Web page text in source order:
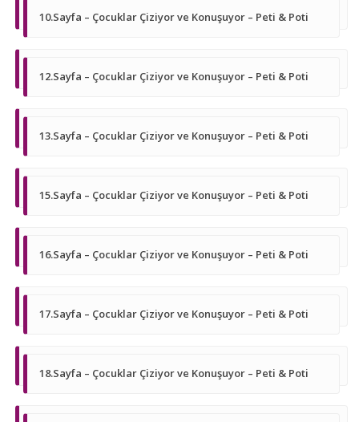
10.Sayfa – Çocuklar Çiziyor ve Konuşuyor – Peti & Poti
12.Sayfa – Çocuklar Çiziyor ve Konuşuyor – Peti & Poti
13.Sayfa – Çocuklar Çiziyor ve Konuşuyor – Peti & Poti
15.Sayfa – Çocuklar Çiziyor ve Konuşuyor – Peti & Poti
16.Sayfa – Çocuklar Çiziyor ve Konuşuyor – Peti & Poti
17.Sayfa – Çocuklar Çiziyor ve Konuşuyor – Peti & Poti
18.Sayfa – Çocuklar Çiziyor ve Konuşuyor – Peti & Poti